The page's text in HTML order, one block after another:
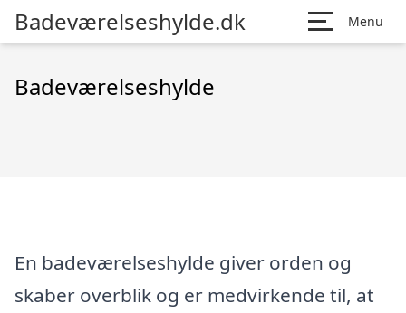
Badeværelseshylde.dk Menu
Badeværelseshylde
En badeværelseshylde giver orden og
skaber overblik og er medvirkende til, at